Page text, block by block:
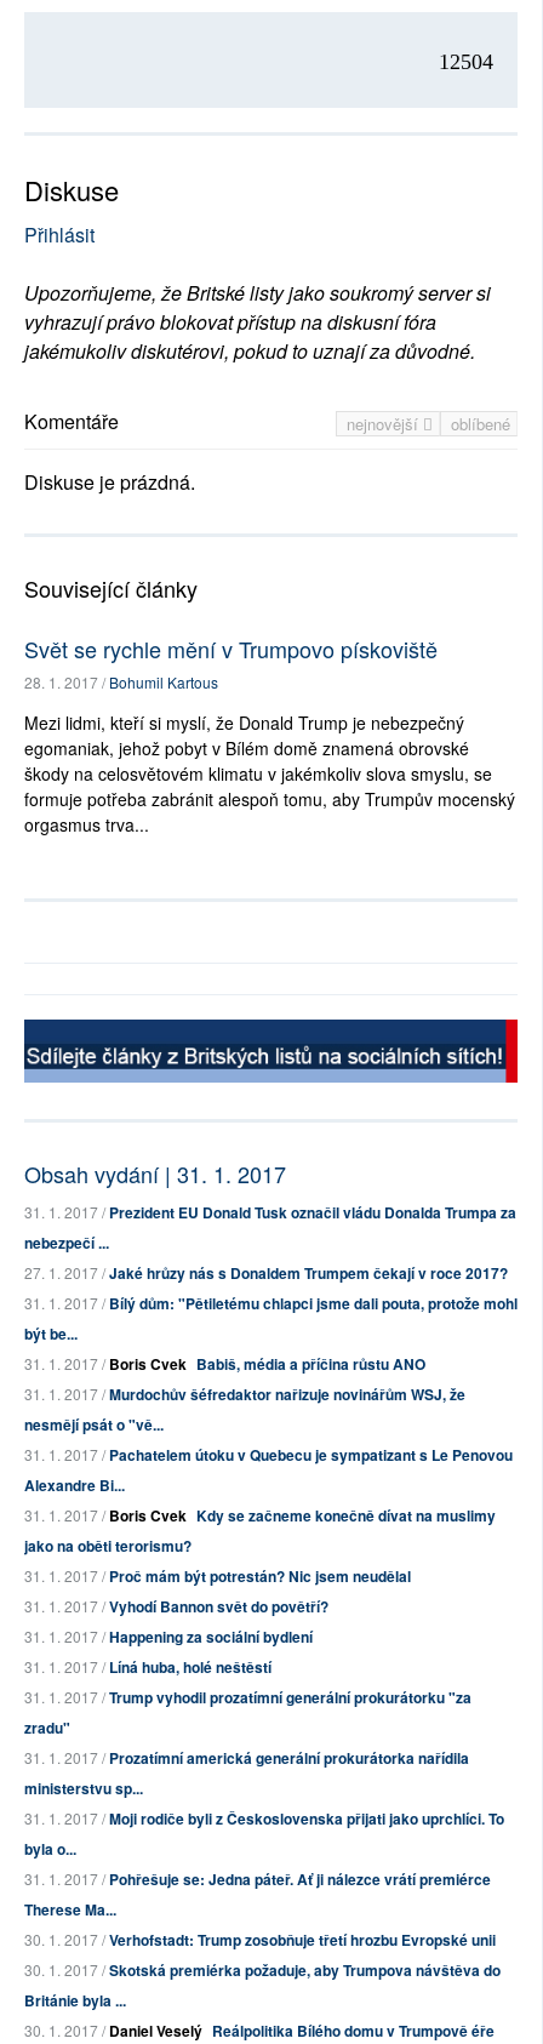
12504
Diskuse
Přihlásit
Upozorňujeme, že Britské listy jako soukromý server si
vyhrazují právo blokovat přístup na diskusní fóra
jakémukoliv diskutérovi, pokud to uznají za důvodné.
nejnovější oblíbené
Komentáře
Diskuse je prázdná.
Související články
Svět se rychle mění v Trumpovo pískoviště
28. 1. 2017 /Bohumil Kartous
Mezi lidmi, kteří si myslí, že Donald Trump je nebezpečný
egomaniak, jehož pobyt v Bílém domě znamená obrovské
škody na celosvětovém klimatu v jakémkoliv slova smyslu, se
formuje potřeba zabránit alespoň tomu, aby Trumpův mocenský
orgasmus trva...
Obsah vydání | 31. 1. 2017
31. 1. 2017 /Prezident EU Donald Tusk označil vládu Donalda Trumpa za
nebezpečí ...
27. 1. 2017 /Jaké hrůzy nás s Donaldem Trumpem čekají v roce 2017?
31. 1. 2017 /Bílý dům: "Pětiletému chlapci jsme dali pouta, protože mohl
být be...
31. 1. 2017 /Boris Cvek Babiš, média a příčina růstu ANO
31. 1. 2017 /Murdochův šéfredaktor nařizuje novinářům WSJ, že
nesmějí psát o "vě...
31. 1. 2017 /Pachatelem útoku v Quebecu je sympatizant s Le Penovou
Alexandre Bi...
31. 1. 2017 /Boris Cvek Kdy se začneme konečně dívat na muslimy
jako na oběti terorismu?
31. 1. 2017 /Proč mám být potrestán? Nic jsem neudělal
31. 1. 2017 /Vyhodí Bannon svět do povětří?
31. 1. 2017 /Happening za sociální bydlení
31. 1. 2017 /Líná huba, holé neštěstí
31. 1. 2017 /Trump vyhodil prozatímní generální prokurátorku "za
zradu"
31. 1. 2017 /Prozatímní americká generální prokurátorka nařídila
ministerstvu sp...
31. 1. 2017 /Moji rodiče byli z Československa přijati jako uprchlíci. To
byla o...
31. 1. 2017 /Pohřešuje se: Jedna páteř. Ať ji nálezce vrátí premiérce
Therese Ma...
30. 1. 2017 /Verhofstadt: Trump zosobňuje třetí hrozbu Evropské unii
30. 1. 2017 /Skotská premiérka požaduje, aby Trumpova návštěva do
Británie byla ...
30. 1. 2017 /Daniel Veselý Reálpolitika Bílého domu v Trumpově éře